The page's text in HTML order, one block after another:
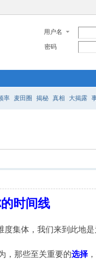
用户名
密码
率 麦田圈 揭秘 真相 大揭露
时间线
集体，我们来到此地是
，那些至关重要的选择